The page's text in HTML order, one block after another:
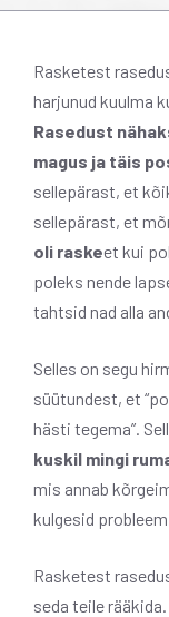
Rasketest
harjunud kuulma
Rasedust
magus ja täis
sellepärast, et
sellepärast, et
oli raskeet kui
poleks nende
tahtsid nad alla
Selles on segu
süütundest, et
hästi tegema”.
kuskil mingi
mis annab
kulgesid
Rasketest
seda teile